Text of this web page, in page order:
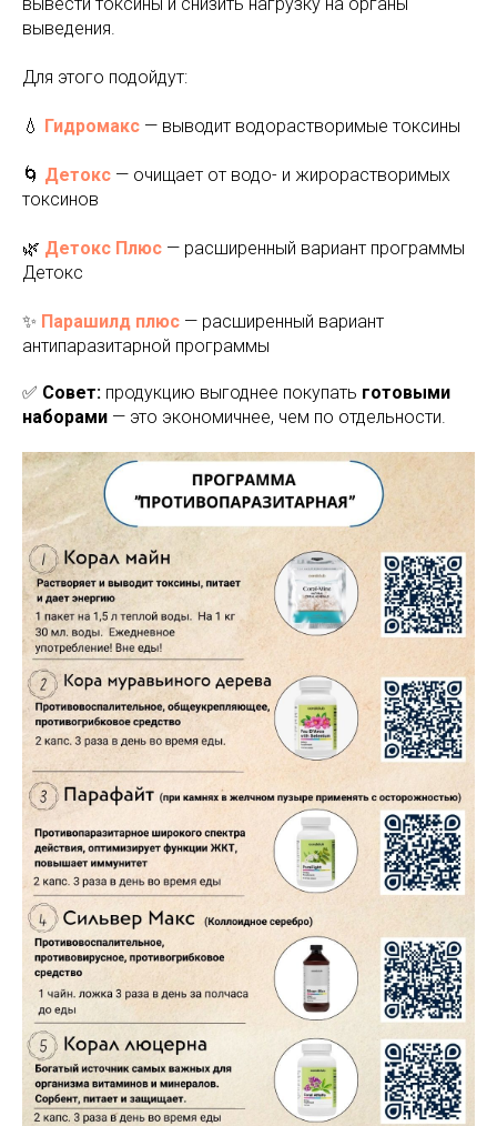
выведения.
Для этого подойдут:
💧 Гидромакс — выводит водорастворимые токсины
🌀 Детокс — очищает от водо- и жирорастворимых
токсинов
🌿 Детокс Плюс — расширенный вариант программы
Детокс
✨ Парашилд плюс — расширенный вариант
антипаразитарной программы
✅ Совет: продукцию выгоднее покупать готовыми
наборами — это экономичнее, чем по отдельности.